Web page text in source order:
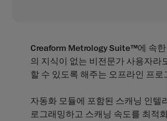
Creaform Metrology Suite™에 속한
의 지식이 없는 비전문가 사용자라
할 수 있도록 해주는 오프라인 프
자동화 모듈에 포함된 스캐닝 인텔
로그래밍하고 스캐닝 속도를 최적